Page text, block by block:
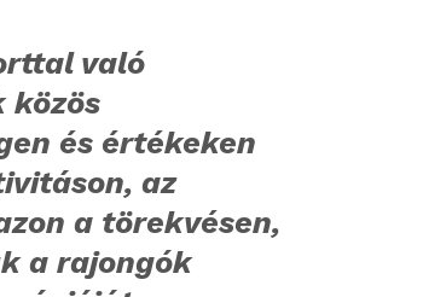
való
közös
és értékeken
az
a törekvésen,
a rajongók